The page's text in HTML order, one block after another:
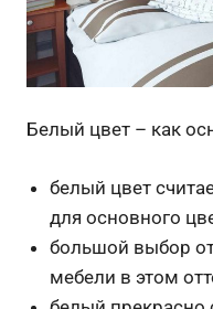
Белый цвет – как
белый цвет
для основного
большой выбор
мебели в этом